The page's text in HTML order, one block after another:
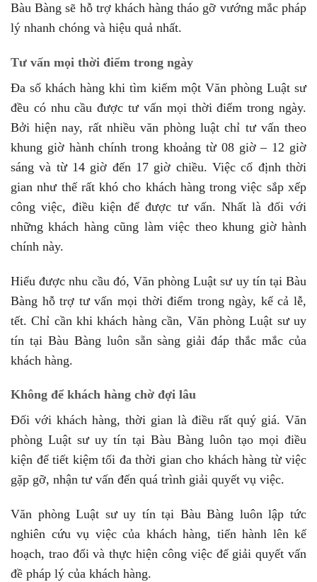
Bàu Bàng sẽ hỗ trợ khách hàng tháo gỡ vướng mắc pháp
lý nhanh chóng và hiệu quả nhất.
Tư vấn mọi thời điểm trong ngày
Đa số khách hàng khi tìm kiếm một Văn phòng Luật sư
đều có nhu cầu được tư vấn mọi thời điểm trong ngày.
Bởi hiện nay, rất nhiều văn phòng luật chỉ tư vấn theo
khung giờ hành chính trong khoảng từ 08 giờ – 12 giờ
sáng và từ 14 giờ đến 17 giờ chiều. Việc cố định thời
gian như thế rất khó cho khách hàng trong việc sắp xếp
công việc, điều kiện để được tư vấn. Nhất là đối với
những khách hàng cũng làm việc theo khung giờ hành
chính này.
Hiểu được nhu cầu đó, Văn phòng Luật sư uy tín tại Bàu
Bàng hỗ trợ tư vấn mọi thời điểm trong ngày, kể cả lễ,
tết. Chỉ cần khi khách hàng cần, Văn phòng Luật sư uy
tín tại Bàu Bàng luôn sẵn sàng giải đáp thắc mắc của
khách hàng.
Không để khách hàng chờ đợi lâu
Đối với khách hàng, thời gian là điều rất quý giá. Văn
phòng Luật sư uy tín tại Bàu Bàng luôn tạo mọi điều
kiện để tiết kiệm tối đa thời gian cho khách hàng từ việc
gặp gỡ, nhận tư vấn đến quá trình giải quyết vụ việc.
Văn phòng Luật sư uy tín tại Bàu Bàng luôn lập tức
nghiên cứu vụ việc của khách hàng, tiến hành lên kế
hoạch, trao đổi và thực hiện công việc để giải quyết vấn
đề pháp lý của khách hàng.